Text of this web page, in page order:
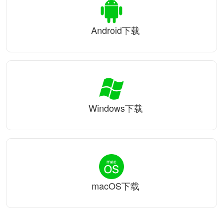
Android下载
Windows下载
macOS下载